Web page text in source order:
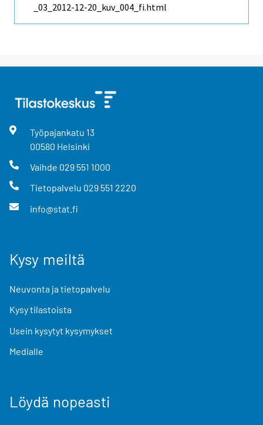
_03_2012-12-20_kuv_004_fi.html
Työpajankatu 13
00580 Helsinki
Vaihde 029 551 1000
Tietopalvelu 029 551 2220
info@stat.fi
Kysy meiltä
Neuvonta ja tietopalvelu
Kysy tilastoista
Usein kysytyt kysymykset
Medialle
Löydä nopeasti